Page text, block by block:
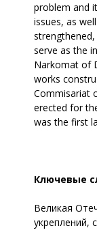
problem and
issues, as
serve as the
Narkomat of
works
Commisariat
erected for
was the first
Ключевые
Великая
укреплений,